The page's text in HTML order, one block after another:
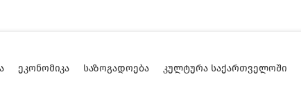
ᲔᲙᲝᲜᲝᲛᲘᲙᲐ ᲡᲐᲖᲝᲒᲐᲓᲝᲔᲑᲐ ᲙᲣᲚᲢᲣᲠᲐ ᲡᲐᲥᲐᲠᲗᲕᲔᲚᲝᲨᲘ